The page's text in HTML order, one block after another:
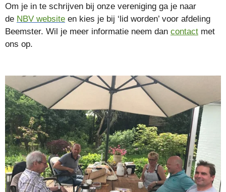
Om je in te schrijven bij onze vereniging ga je naar
de NBV website en kies je bij ‘lid worden’ voor afdeling
Beemster. Wil je meer informatie neem dan contact met
ons op.